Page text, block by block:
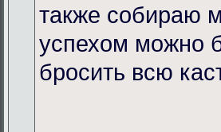
также собираю
успехом можно
бросить всю